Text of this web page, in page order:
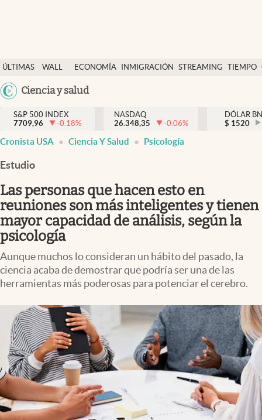
ÚLTIMAS
NOTICIAS
WALL
DÓLAR
ECONOMÍA INMIGRACIÓN STREAMING TIEMPO
México
Ciencia y salud
Finanzas y economía
Wall Street y dólar
Inmigración
Espiritual
Streaming
PC y mobile
Lifestyle
S&P 500 INDEX
7709,96
-0.18%
NASDAQ
26.348,35
-0.06%
DÓLAR
$ 1520
Cronista USA Ciencia Y Salud Psicología
Estudio
Las personas que hacen esto en
reuniones son más inteligentes y tienen
mayor capacidad de análisis, según la
psicología
Aunque muchos lo consideran un hábito del pasado, la
ciencia acaba de demostrar que podría ser una de las
herramientas más poderosas para potenciar el cerebro.